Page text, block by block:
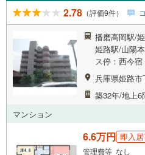
2.78 （評価9件）
播磨高岡駅/
姫路駅/山陽
ス停：西今宿
兵庫県姫路市
築32年/地上6
マンション
6.6万円 即入
管理費等 なし